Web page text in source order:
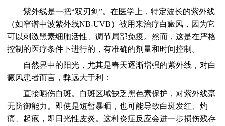
紫外线是一把“双刃剑”。在医学上，特定波长的紫外线
（如窄谱中波紫外线NB-UVB）被用来治疗白癜风，因为它
可以刺激黑素细胞活性、调节局部免疫。然而，这是在严格
控制的医疗条件下进行的，有准确的剂量和时间控制。
自然界中的阳光，尤其是春天逐渐增强的紫外线，对白
癜风患者而言，弊远大于利：
直接晒伤白斑。白斑区域缺乏黑色素保护，对紫外线毫
无防御能力。即使是短暂暴晒，也可能导致白斑发红、灼
痛、起疱，即日光性皮炎。这种炎症反应会进一步损伤残存